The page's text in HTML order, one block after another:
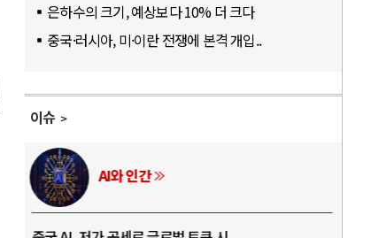
은하수의 크기, 예상보다 10% 더 크다
중국·러시아, 미·이란 전쟁에 본격 개입..
이슈
AI와 인간